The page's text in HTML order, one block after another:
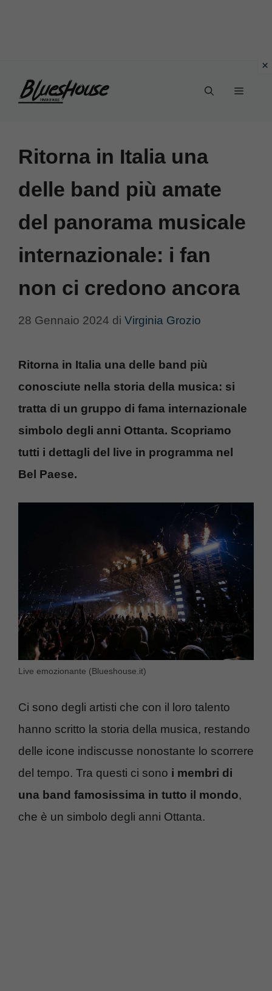
Menu
Ritorna in Italia una
delle band più amate
del panorama musicale
internazionale: i fan
non ci credono ancora
28 Gennaio 2024 di Virginia Grozio
Ritorna in Italia una delle band più
conosciute nella storia della musica: si
tratta di un gruppo di fama internazionale
simbolo degli anni Ottanta. Scopriamo
tutti i dettagli del live in programma nel
Bel Paese.
Live emozionante (Blueshouse.it)
Ci sono degli artisti che con il loro talento
hanno scritto la storia della musica, restando
delle icone indiscusse nonostante lo scorrere
del tempo. Tra questi ci sono i membri di
una band famosissima in tutto il mondo,
che è un simbolo degli anni Ottanta.